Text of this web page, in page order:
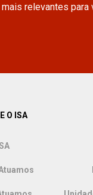
relevantes
O ISA